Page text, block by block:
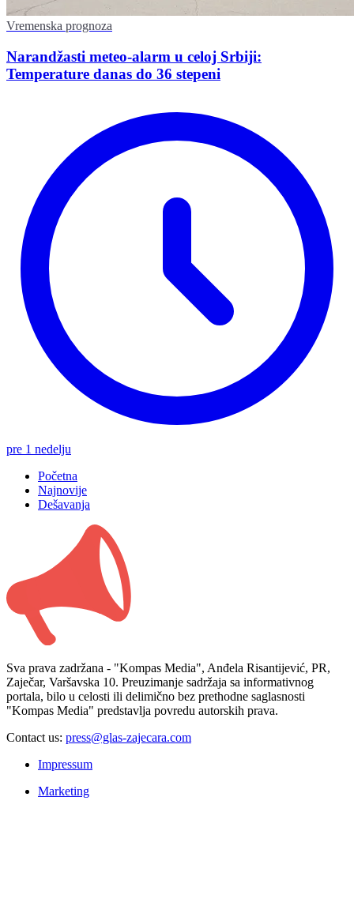
Vremenska prognoza
Narandžasti meteo-alarm u celoj Srbiji:
Temperature danas do 36 stepeni
pre 1 nedelju
Početna
Najnovije
Dešavanja
Sva prava zadržana - "Kompas Media", Anđela Risantijević, PR,
Zaječar, Varšavska 10. Preuzimanje sadržaja sa informativnog
portala, bilo u celosti ili delimično bez prethodne saglasnosti
"Kompas Media" predstavlja povredu autorskih prava.
Contact us: press@glas-zajecara.com
Impressum
Marketing